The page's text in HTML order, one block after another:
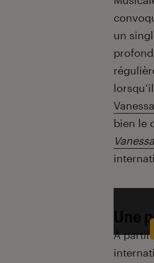
un
bien le
Une
À partir